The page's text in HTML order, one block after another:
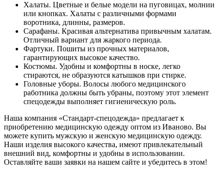
Халаты. Цветные и белые модели на пуговицах, молнии
или кнопках. Халаты с различными формами
воротника, длинны, размеров.
Сарафаны. Красивая альтернатива привычным халатам.
Отличный вариант для жаркого периода.
Фартуки. Пошиты из прочных материалов,
гарантирующих высокое качество.
Костюмы. Удобны и комфортны в носке, легко
стираются, не образуются катышков при стирке.
Головные уборы. Волосы любого медицинского
работника должны быть убраны, поэтому этот элемент
спецодежды выполняет гигиеническую роль.
Наша компания «Стандарт-спецодежда» предлагает к
приобретению медицинскую одежду оптом из Иваново. Вы
можете купить мужскую и женскую медицинскую одежду.
Наши изделия высокого качества, имеют привлекательный
внешний вид, комфортны и удобны в использовании.
Оставляйте ваши заявки на нашем сайте и убедитесь в этом!